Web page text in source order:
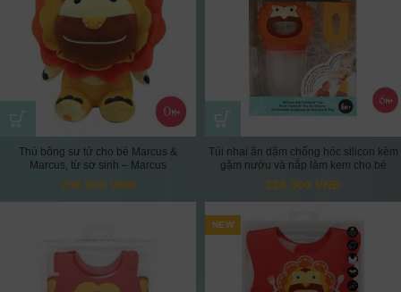
Thú bông sư tử cho bé Marcus &
Marcus, từ sơ sinh – Marcus
298.000 VNĐ
Túi nhai ăn dặm chống hóc silicon kèm
gặm nướu và nắp làm kem cho bé
Marcus & Marcus, từ 6 tháng – Marcus
228.000 VNĐ
NEW